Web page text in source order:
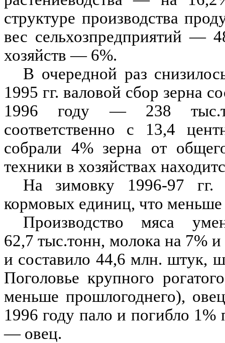
структуре производства
вес сельхозпредприятий —
хозяйств — 6%.
В очередной раз
1995 гг. валовой сбор зерна
1996 году — 238
соответственно с 13,4
собрали 4% зерна от
техники в хозяйствах
На зимовку 1996-97 гг.
кормовых единиц, что
Производство мяса
62,7 тыс.тонн, молока на 7%
и составило 44,6 млн. штук,
Поголовье крупного
меньше прошлогоднего),
1996 году пало и погибло
— овец.